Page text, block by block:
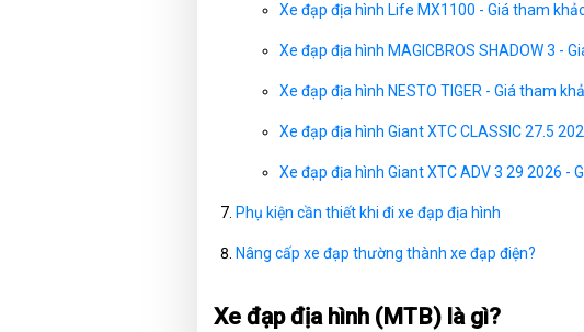
Xe đạp địa hình Life MX1100 - Giá tham
Xe đạp địa hình MAGICBROS SHADOW 3 -
Xe đạp địa hình NESTO TIGER - Giá tham
Xe đạp địa hình Giant XTC CLASSIC 27.5
Xe đạp địa hình Giant XTC ADV 3 29 2026 -
Phụ kiện cần thiết khi đi xe đạp địa hình
Nâng cấp xe đạp thường thành xe đạp điện?
Xe đạp địa hình (MTB) là gì?